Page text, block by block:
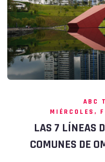
ABC
MIÉRCOLES,
LAS 7 LÍNEAS
COMUNES DE